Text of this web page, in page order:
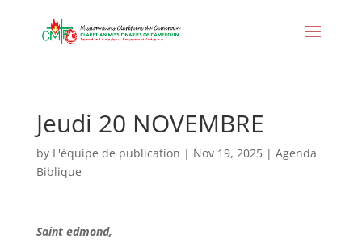
Jeudi 20 NOVEMBRE
by L'équipe de publication | Nov 19, 2025| Agenda
Biblique
Saintedmond,